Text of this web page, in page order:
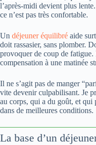
l’après-midi devient plus
ce n’est pas très confortable.
Un déjeuner équilibré aide
doit rassasier, sans plomber.
provoquer de coup de
compensation à une matinée
Il ne s’agit pas de manger
vite devenir culpabilisant. Je
au corps, qui a du goût, et qui
dans de meilleures conditions.
La base d’un